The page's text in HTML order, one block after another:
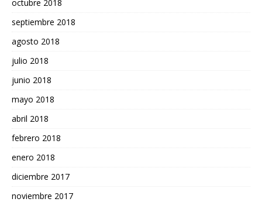
octubre 2018
septiembre 2018
agosto 2018
julio 2018
junio 2018
mayo 2018
abril 2018
febrero 2018
enero 2018
diciembre 2017
noviembre 2017